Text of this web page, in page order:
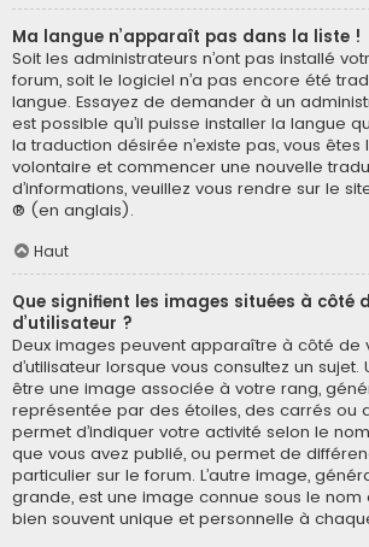
Ma langue n’apparaît pas dans la liste !
Soit les administrateurs n’ont pas installé
forum, soit le logiciel n’a pas encore été
langue. Essayez de demander à un
est possible qu’il puisse installer la langue
la traduction désirée n’existe pas, vous
volontaire et commencer une nouvelle
d’informations, veuillez vous rendre sur le
® (en anglais).
Haut
Que signifient les images situées à côté
d’utilisateur ?
Deux images peuvent apparaître à côté de
d’utilisateur lorsque vous consultez un sujet.
être une image associée à votre rang,
représentée par des étoiles, des carrés ou
permet d’indiquer votre activité selon le
que vous avez publié, ou permet de
particulier sur le forum. L’autre image,
grande, est une image connue sous le nom
bien souvent unique et personnelle à